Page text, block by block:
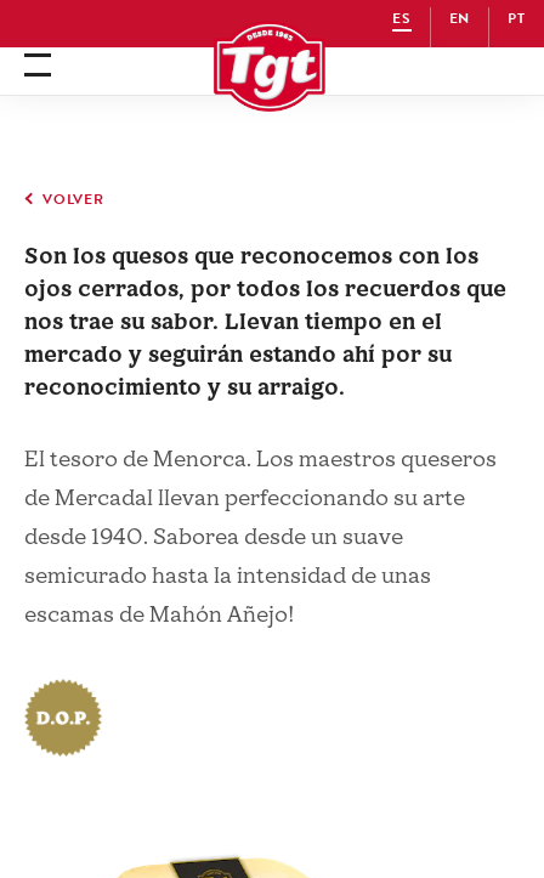
ES EN PT
hamburger menu
VOLVER
Son los quesos que reconocemos con los
ojos cerrados, por todos los recuerdos que
nos trae su sabor. Llevan tiempo en el
mercado y seguirán estando ahí por su
reconocimiento y su arraigo.
El tesoro de Menorca. Los maestros queseros
de Mercadal llevan perfeccionando su arte
desde 1940. Saborea desde un suave
semicurado hasta la intensidad de unas
escamas de Mahón Añejo!